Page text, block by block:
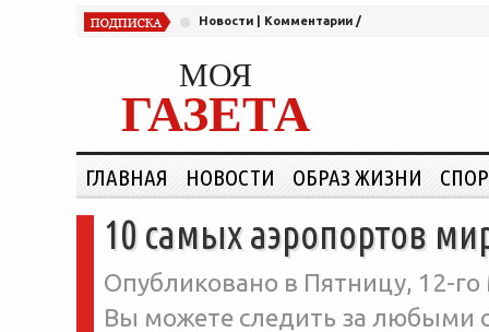
Новости Комментарии /
МОЯ
ГАЗЕТА
ГЛАВНАЯ НОВОСТИ ОБРАЗ ЖИЗНИ
10 самых аэропортов
Опубликовано в Пятницу, 12-го
Вы можете следить за любыми